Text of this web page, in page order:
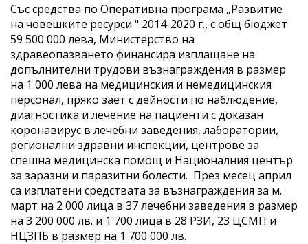
Със средства по Оперативна програма „Развитие
на човешките ресурси " 2014-2020 г., с общ бюджет
59 500 000 лева, Министерство на
здравеопазването финансира изплащане на
допълнителни трудови възнаграждения в размер
на 1 000 лева на медицинския и немедицинския
персонал, пряко зает с дейности по наблюдение,
диагностика и лечение на пациенти с доказан
коронавирус в лечебни заведения, лаборатории,
регионални здравни инспекции, центрове за
спешна медицинска помощ и Националния център
за заразни и паразитни болести. През месец април
са изплатени средствата за възнаграждения за м.
март на 2 000 лица в 37 лечебни заведения в размер
на 3 200 000 лв. и 1 700 лица в 28 РЗИ, 23 ЦСМП и
НЦЗПБ в размер на 1 700 000 лв.